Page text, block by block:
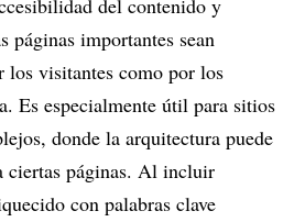
del contenido y
páginas importantes sean
los visitantes como por los
Es especialmente útil para sitios
donde la arquitectura puede
ciertas páginas. Al incluir
con palabras clave